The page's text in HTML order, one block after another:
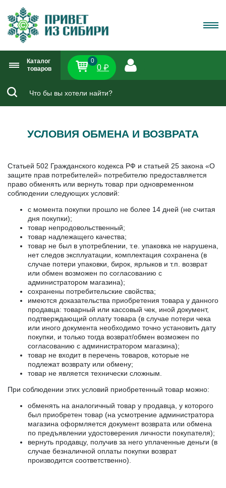
Каталог
товаров
0
0 ₽
УСЛОВИЯ ОБМЕНА И ВОЗВРАТА
Статьей 502 Гражданского кодекса РФ и статьей 25 закона «О
защите прав потребителей» потребителю предоставляется
право обменять или вернуть товар при одновременном
соблюдении следующих условий:
с момента покупки прошло не более 14 дней (не считая
дня покупки);
товар непродовольственный;
товар надлежащего качества;
товар не был в употреблении, т.е. упаковка не нарушена,
нет следов эксплуатации, комплектация сохранена (в
случае потери упаковки, бирок, ярлыков и т.п. возврат
или обмен возможен по согласованию с
администратором магазина);
сохранены потребительские свойства;
имеются доказательства приобретения товара у данного
продавца: товарный или кассовый чек, иной документ,
подтверждающий оплату товара (в случае потери чека
или иного документа необходимо точно установить дату
покупки, и только тогда возврат/обмен возможен по
согласованию с администратором магазина);
товар не входит в перечень товаров, которые не
подлежат возврату или обмену;
товар не является технически сложным.
При соблюдении этих условий приобретенный товар можно:
обменять на аналогичный товар у продавца, у которого
был приобретен товар (на усмотрение администратора
магазина оформляется документ возврата или обмена
по предъявлении удостоверения личности покупателя);
вернуть продавцу, получив за него уплаченные деньги (в
случае безналичной оплаты покупки возврат
производится соответственно).